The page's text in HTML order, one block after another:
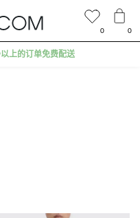
0 0
上的订单免费配送